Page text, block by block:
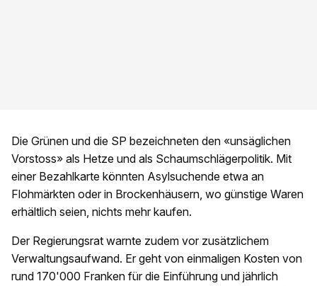
Die Grünen und die SP bezeichneten den «unsäglichen
Vorstoss» als Hetze und als Schaumschlägerpolitik. Mit
einer Bezahlkarte könnten Asylsuchende etwa an
Flohmärkten oder in Brockenhäusern, wo günstige Waren
erhältlich seien, nichts mehr kaufen.
Der Regierungsrat warnte zudem vor zusätzlichem
Verwaltungsaufwand. Er geht von einmaligen Kosten von
rund 170'000 Franken für die Einführung und jährlich